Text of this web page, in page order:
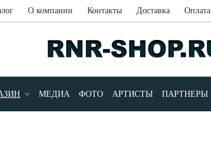
О компании Контакты Доставка Оплата
МЕДИА ФОТО АРТИСТЫ ПАРТНЕРЫ